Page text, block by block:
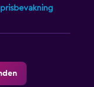
prisbevakning